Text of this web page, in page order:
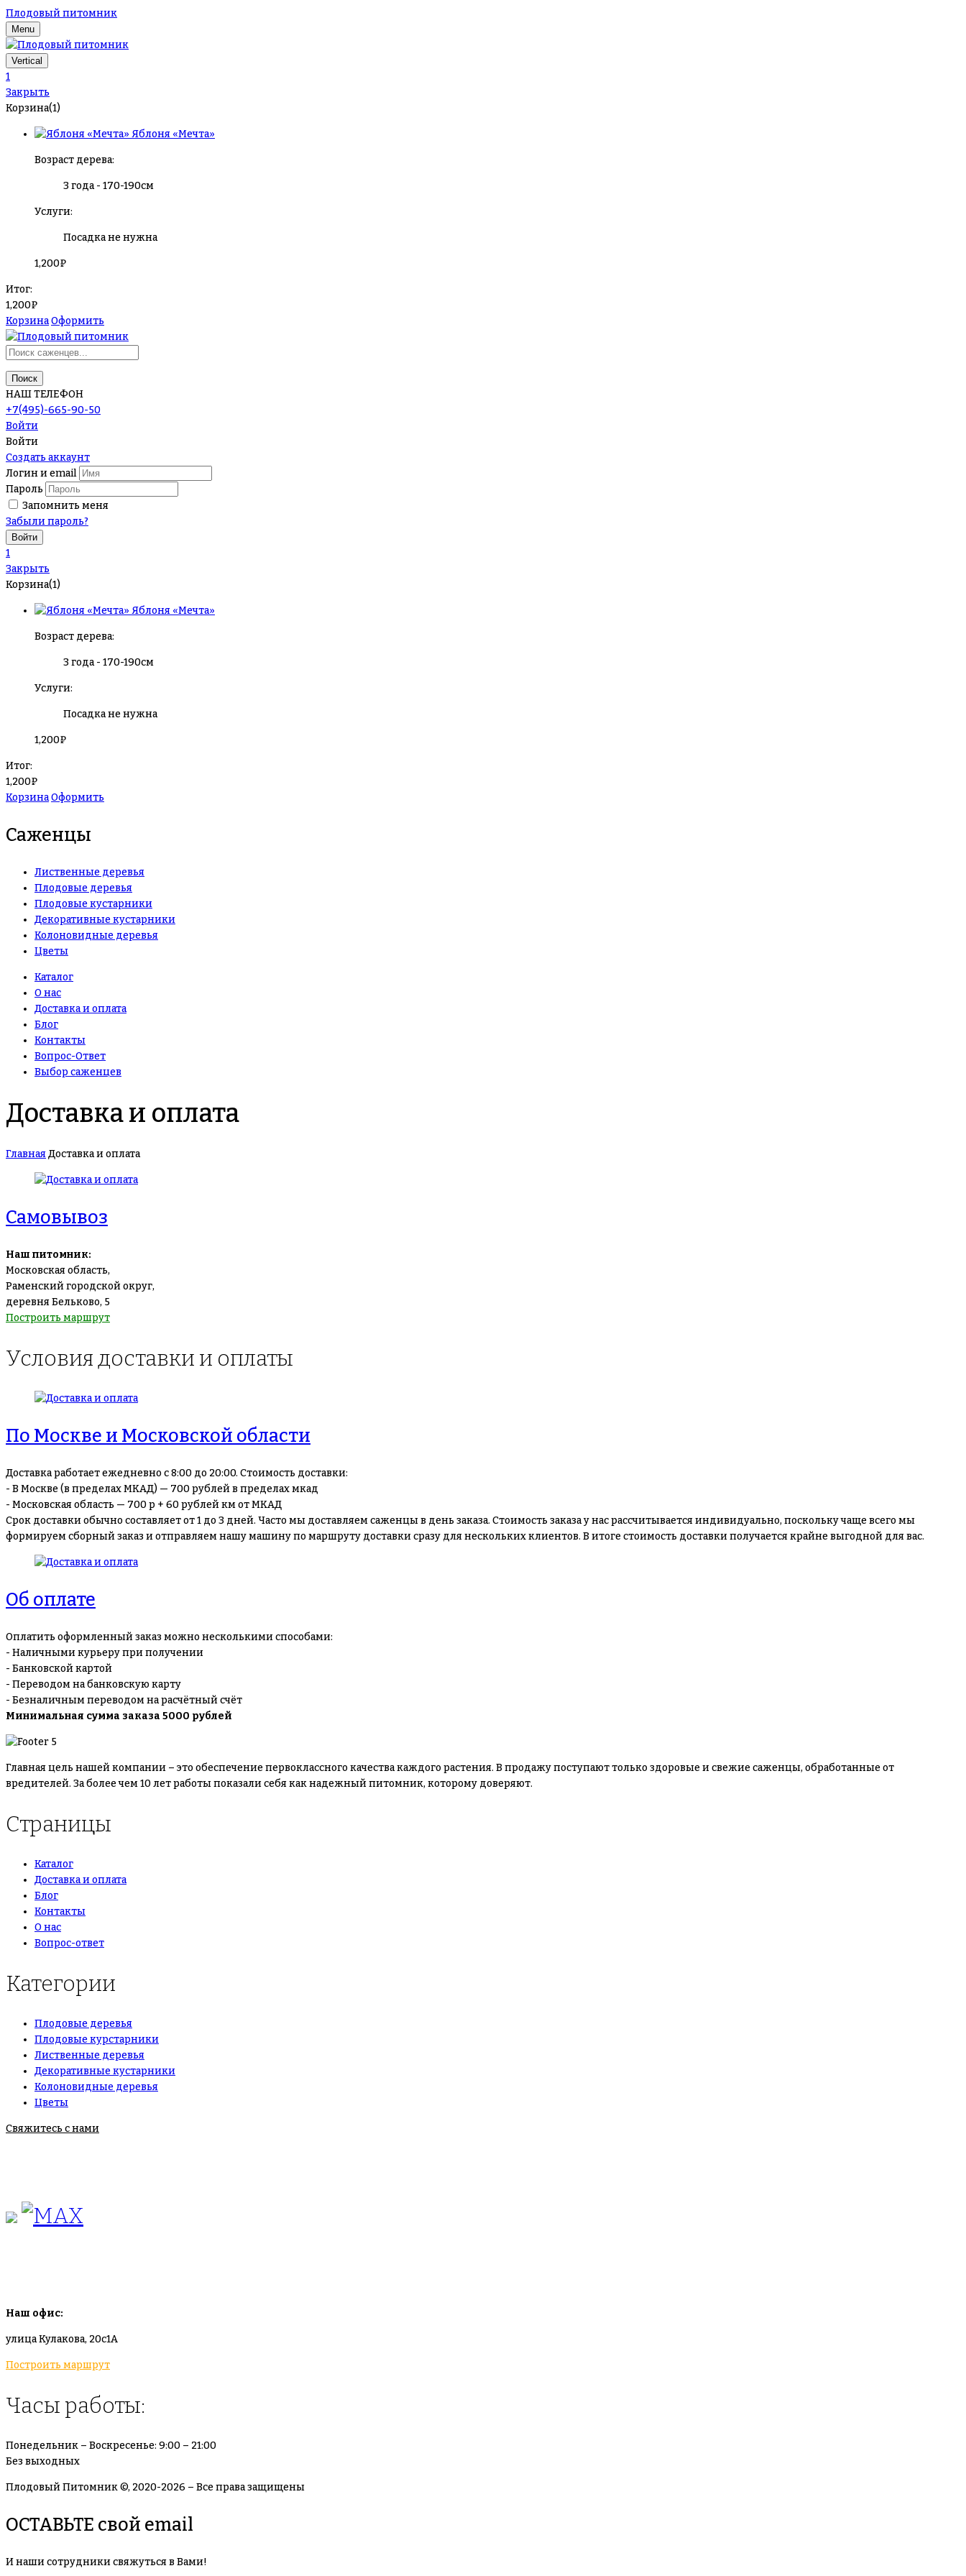
Плодовый питомник
Menu
Vertical
1
Закрыть
Корзина(1)
Яблоня «Мечта»
Возраст дерева:
3 года - 170-190см
Услуги:
Посадка не нужна
1,200₽
Итог:
1,200₽
КорзинаОформить
Поиск
НАШ ТЕЛЕФОН
+7(495)-665-90-50
Войти
Войти
Создать аккаунт
Логин и email
Пароль
Запомнить меня
Забыли пароль?
1
Закрыть
Корзина(1)
Яблоня «Мечта»
Возраст дерева:
3 года - 170-190см
Услуги:
Посадка не нужна
1,200₽
Итог:
1,200₽
КорзинаОформить
Саженцы
Лиственные деревья
Плодовые деревья
Плодовые кустарники
Декоративные кустарники
Колоновидные деревья
Цветы
Каталог
О нас
Доставка и оплата
Блог
Контакты
Вопрос-Ответ
Выбор саженцев
Доставка и оплата
ГлавнаяДоставка и оплата
Самовывоз
Наш питомник:
Московская область,
Раменский городской округ,
деревня Бельково, 5
Построить маршрут
Условия доставки и оплаты
По Москве и Московской области
Доставка работает ежедневно с 8:00 до 20:00. Стоимость доставки:
- В Москве (в пределах МКАД) — 700 рублей в пределах мкад
- Московская область — 700 р + 60 рублей км от МКАД
Срок доставки обычно составляет от 1 до 3 дней. Часто мы доставляем саженцы в день заказа. Стоимость заказа у нас рассчитывается индивидуально, поскольку чаще всего мы
формируем сборный заказ и отправляем нашу машину по маршруту доставки сразу для нескольких клиентов. В итоге стоимость доставки получается крайне выгодной для вас.
Об оплате
Оплатить оформленный заказ можно несколькими способами:
- Наличными курьеру при получении
- Банковской картой
- Переводом на банковскую карту
- Безналичным переводом на расчётный счёт
Минимальная сумма заказа 5000 рублей
Главная цель нашей компании – это обеспечение первоклассного качества каждого растения. В продажу поступают только здоровые и свежие саженцы, обработанные от
вредителей. За более чем 10 лет работы показали себя как надежный питомник, которому доверяют.
Страницы
Каталог
Доставка и оплата
Блог
Контакты
О нас
Вопрос-ответ
Категории
Плодовые деревья
Плодовые курстарники
Лиственные деревья
Декоративные кустарники
Колоновидные деревья
Цветы
Свяжитесь с нами
Наш офис:
улица Кулакова, 20с1А
Построить маршрут
Часы работы:
Понедельник – Воскресенье: 9:00 – 21:00
Без выходных
Плодовый Питомник ©, 2020-2026 – Все права защищены
ОСТАВЬТЕ свой email
И наши сотрудники свяжуться в Вами!